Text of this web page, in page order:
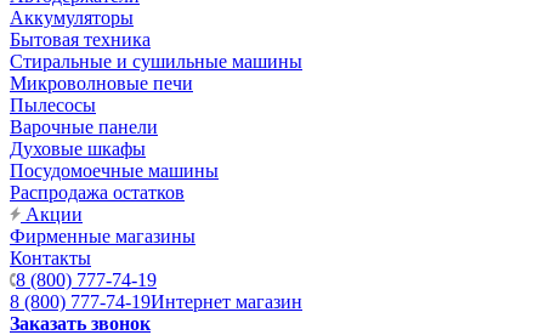
Аккумуляторы
Бытовая техника
Стиральные и сушильные машины
Микроволновые печи
Пылесосы
Варочные панели
Духовые шкафы
Посудомоечные машины
Распродажа остатков
Акции
Фирменные магазины
Контакты
8 (800) 777-74-19
8 (800) 777-74-19Интернет магазин
Заказать звонок